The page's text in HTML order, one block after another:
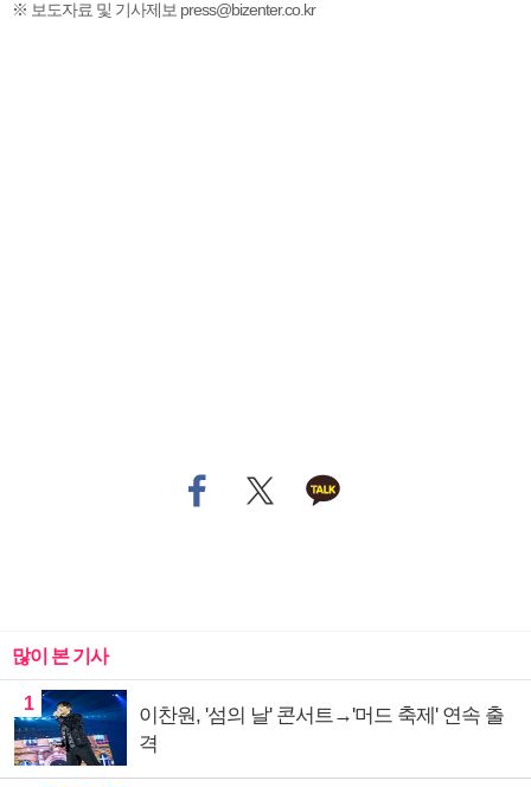
※ 보도자료 및 기사제보 press@bizenter.co.kr
많이 본 기사
1
이찬원, '섬의 날' 콘서트→'머드 축제' 연속 출
격